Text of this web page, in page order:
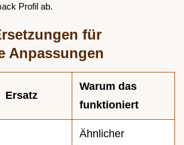
Profil ab.
für
Anpassungen
Ersatz
Warum das
funktioniert
Ähnlicher